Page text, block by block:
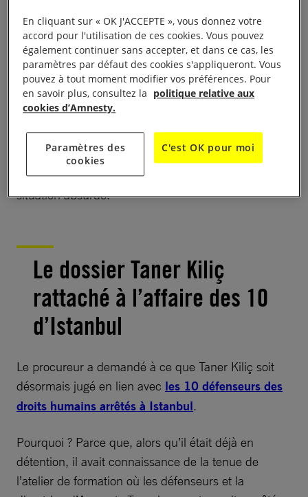
Pendant l’audience, le juge a lui-même reconnu
qu’aucune preuve du téléchargement en question
n’avait été apportée par la police ou le procureur.
Et c’est précisément cette absence de preuves qui a
été avancée par le juge pour décider de son
maintien en détention, afin de laisser plus de temps
aux forces de police pour amener ces preuves. Une
situation absurde.
Le dossier Taner Kiliç
rattaché à l’affaire des 10
d’Istanbul
Le procureur a demandé à ce que Taner Kiliç soit
désormais jugé en lien avec les 10 défenseurs des
droits humains arrêtés à Istanbul.
Pourquoi ? Parce que, alors qu’il était déjà en
détention, il avait connaissance de la tenue de
l’atelier de formation où les défenseurs et la
En cliquant sur « OK J'ACCEPTE », vous donnez votre
accord pour l'utilisation de ces cookies. Vous pouvez
également continuer sans accepter, et dans ce cas, les
paramètres par défaut des cookies s'appliqueront. Vous
pouvez à tout moment modifier vos préférences. Pour
en savoir plus, consultez la politique relative aux
cookies d’Amnesty.
Paramètres des
cookies
C'est OK pour moi